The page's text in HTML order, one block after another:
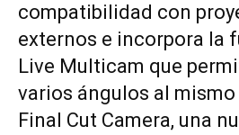
compatibilidad con
externos e incorpora la
Live Multicam que
varios ángulos al
Final Cut Camera, una